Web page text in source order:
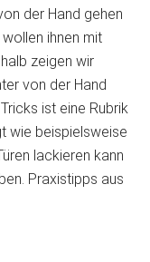
der Hand gehen
ihnen mit
zeigen wir
von der Hand
ist eine Rubrik
wie beispielsweise
lackieren kann
Praxistipps aus